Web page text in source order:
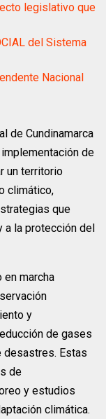
legislativo que
del Sistema
Nacional
de Cundinamarca
de
un territorio
climático,
que
la protección del
en marcha
y
de gases
desastres. Estas
de
y estudios
climática.